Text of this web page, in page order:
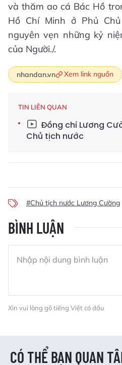
và thăm ao cá Bác Hồ
Hồ Chí Minh ở Phủ
nguyên vẹn những kỷ
của Người./.
nhandan.vn Xem link nguồn
TIN LIÊN QUAN
Đồng chí Lương
Chủ tịch nước
#Chủ tịch nước Lương Cường
BÌNH LUẬN
Xin vui lòng gõ tiếng Việt có dấu
CÓ THỂ BẠN QUAN